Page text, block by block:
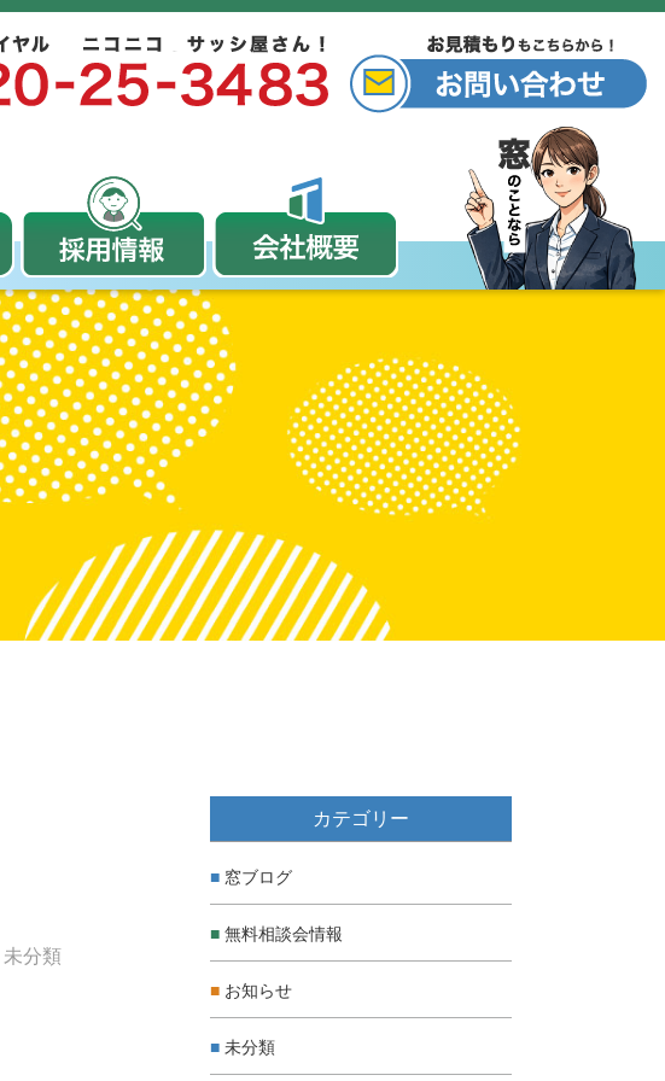
未分類
カテゴリー
窓ブログ
無料相談会情報
お知らせ
未分類